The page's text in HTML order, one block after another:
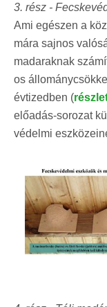
3. rész -
Ami egészen a
mára sajnos
madaraknak
os
évtizedben (
előadás-sorozat
védelmi